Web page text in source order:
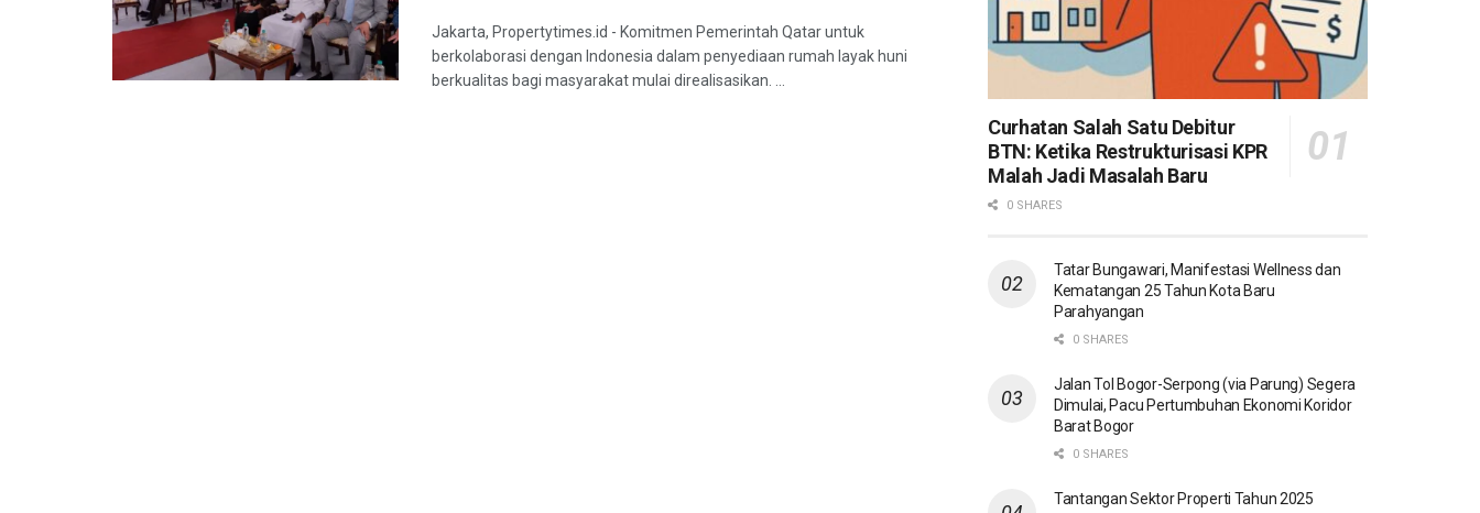
Jakarta, Propertytimes.id - Komitmen Pemerintah Qatar untuk
berkolaborasi dengan Indonesia dalam penyediaan rumah layak huni
berkualitas bagi masyarakat mulai direalisasikan. ...
Curhatan Salah Satu Debitur
BTN: Ketika Restrukturisasi KPR
Malah Jadi Masalah Baru
0 SHARES
Tatar Bungawari, Manifestasi Wellness dan
Kematangan 25 Tahun Kota Baru
Parahyangan
0 SHARES
Jalan Tol Bogor-Serpong (via Parung) Segera
Dimulai, Pacu Pertumbuhan Ekonomi Koridor
Barat Bogor
0 SHARES
Tantangan Sektor Properti Tahun 2025